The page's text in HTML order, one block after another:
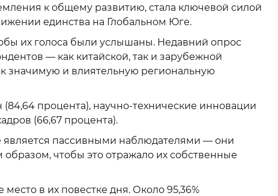
к общему развитию, стала ключевой силой
единства на Глобальном Юге.
их голоса были услышаны. Недавний опрос
— как китайской, так и зарубежной
значимую и влиятельную региональную
процента), научно-технические инновации
(66,67 процента).
является пассивными наблюдателями — они
чтобы это отражало их собственные
в их повестке дня. Около 95,36%